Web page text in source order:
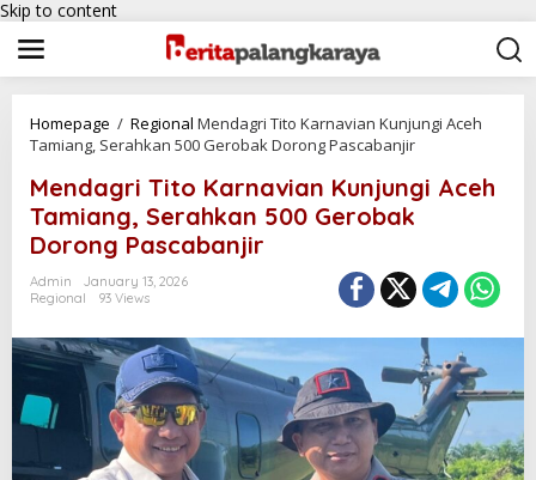
Skip to content
Homepage / Regional Mendagri Tito Karnavian Kunjungi Aceh
Tamiang, Serahkan 500 Gerobak Dorong Pascabanjir
Mendagri Tito Karnavian Kunjungi Aceh
Tamiang, Serahkan 500 Gerobak
Dorong Pascabanjir
Admin
January 13, 2026
Regional
93 Views